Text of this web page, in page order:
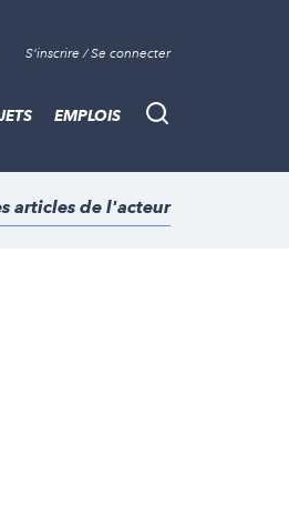
S'inscrire / Se connecter
Recherche
EMPLOIS
articles de l'acteur